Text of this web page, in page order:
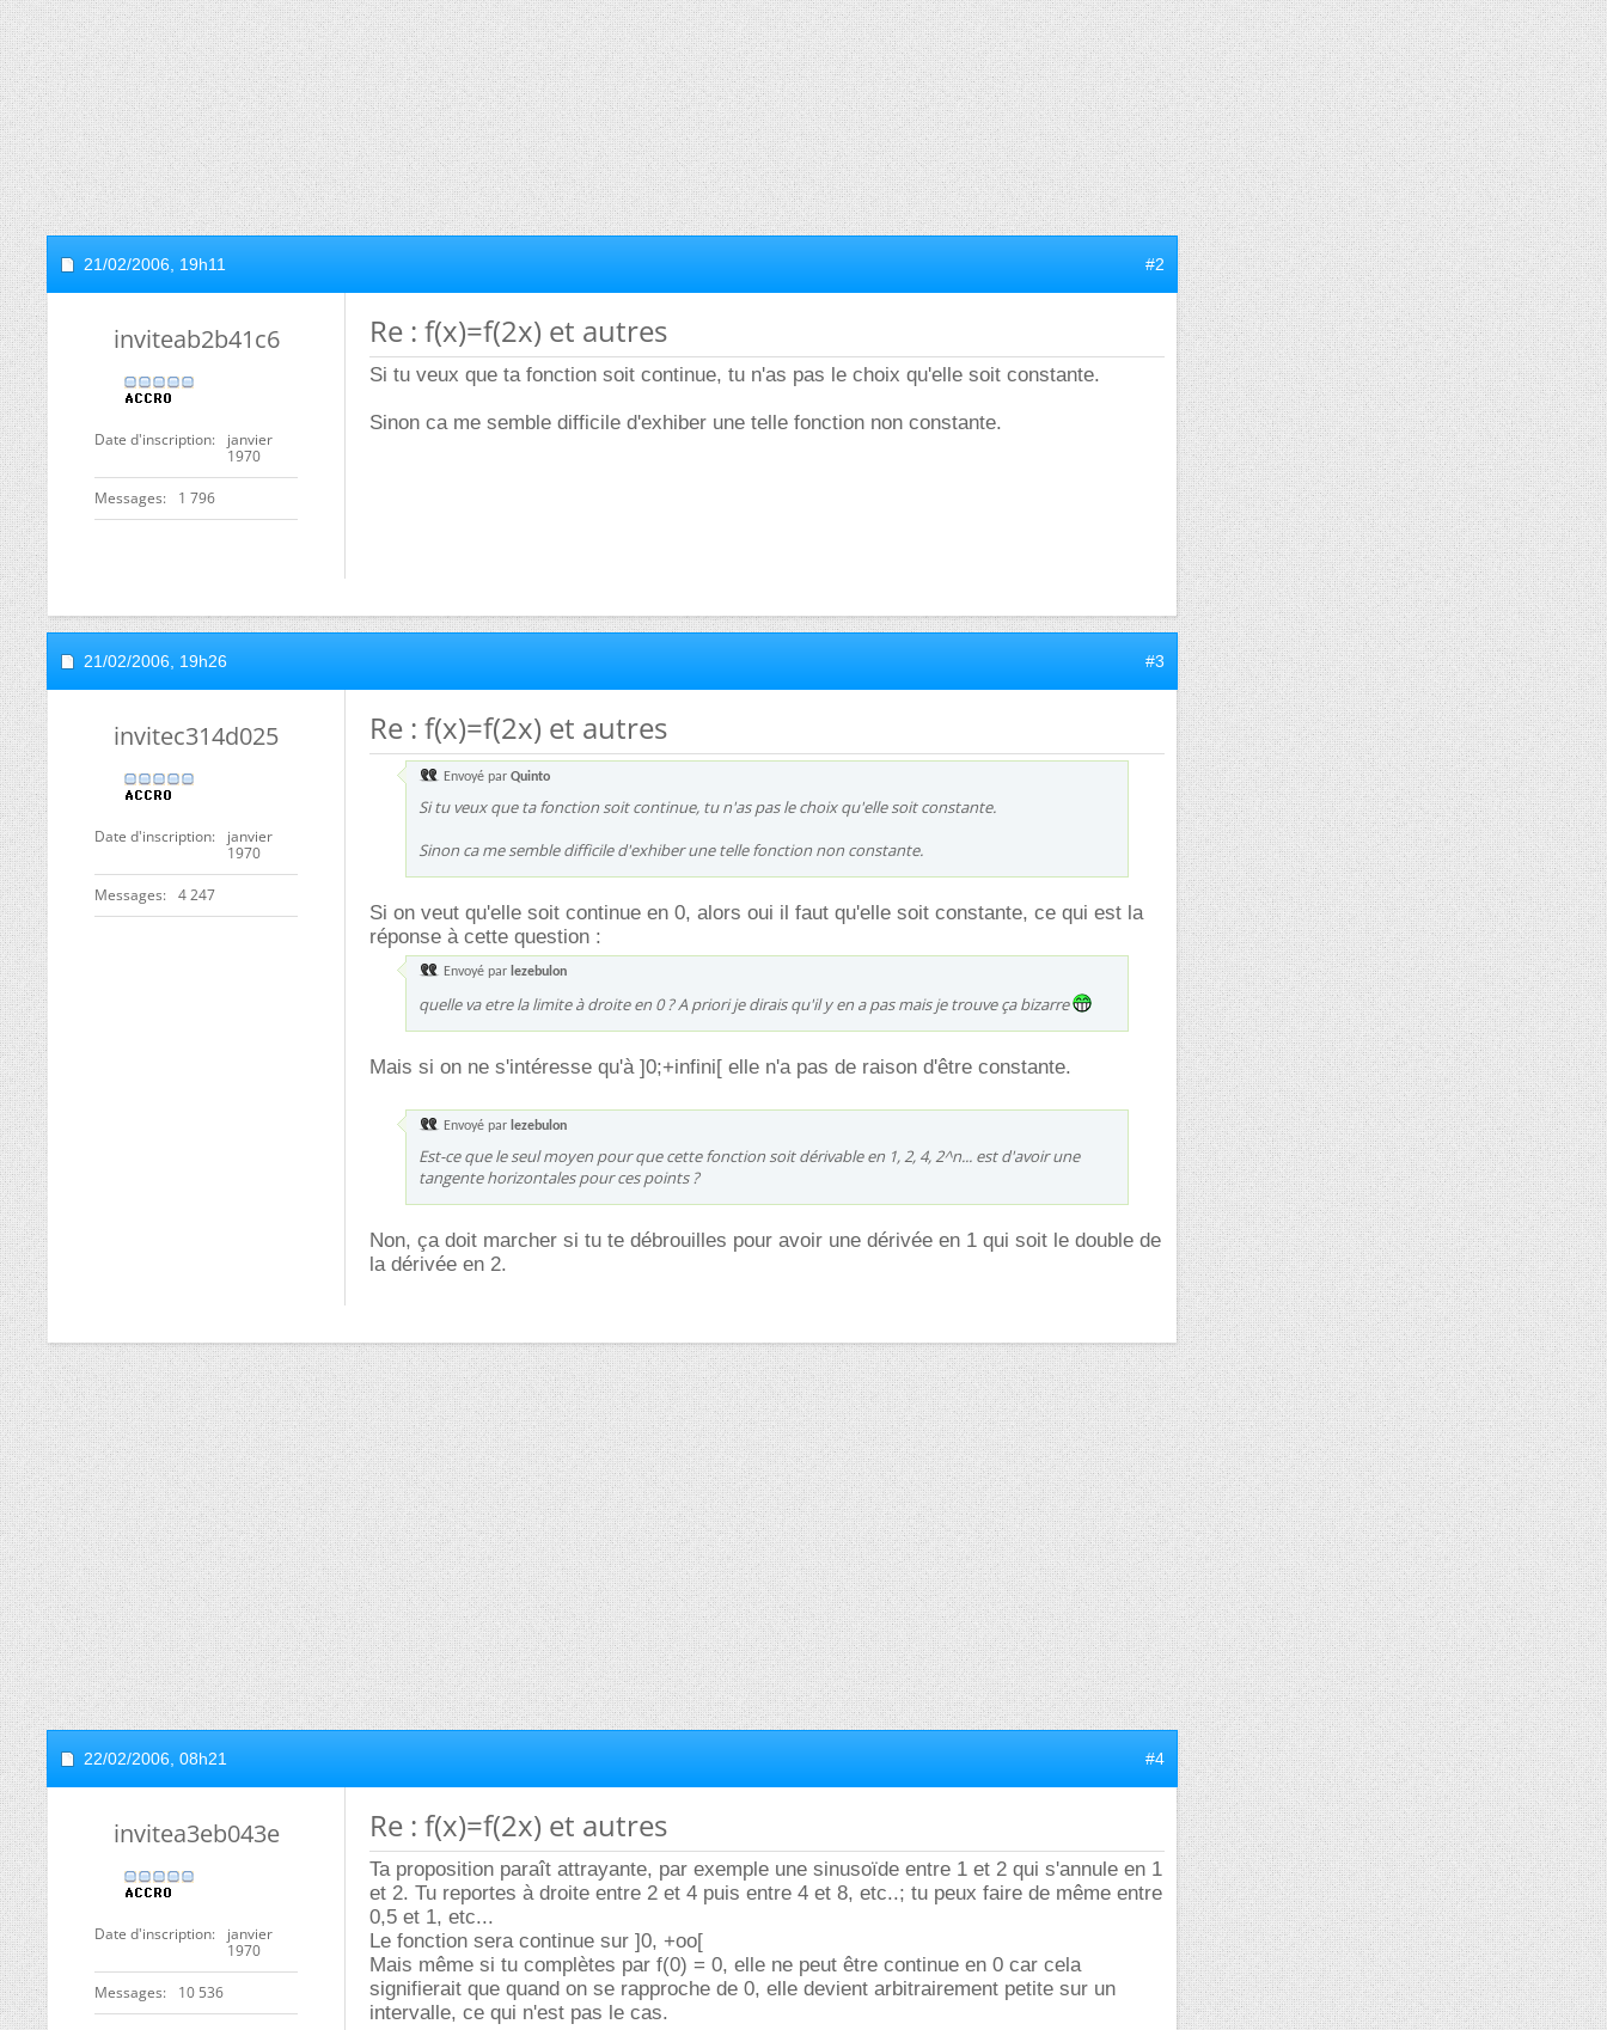
21/02/2006, 19h11 #2
inviteab2b41c6
Date d'inscription
janvier
1970
Messages 1 796
Re : f(x)=f(2x) et autres
Si tu veux que ta fonction soit continue, tu n'as pas le choix qu'elle soit constante.
Sinon ca me semble difficile d'exhiber une telle fonction non constante.
21/02/2006, 19h26 #3
invitec314d025
Date d'inscription
janvier
1970
Messages 4 247
Re : f(x)=f(2x) et autres
Envoyé par Quinto
Si tu veux que ta fonction soit continue, tu n'as pas le choix qu'elle soit constante.
Sinon ca me semble difficile d'exhiber une telle fonction non constante.
Si on veut qu'elle soit continue en 0, alors oui il faut qu'elle soit constante, ce qui est la
réponse à cette question :
Envoyé par lezebulon
quelle va etre la limite à droite en 0 ? A priori je dirais qu'il y en a pas mais je trouve ça bizarre
Mais si on ne s'intéresse qu'à ]0;+infini[ elle n'a pas de raison d'être constante.
Envoyé par lezebulon
Est-ce que le seul moyen pour que cette fonction soit dérivable en 1, 2, 4, 2^n... est d'avoir une
tangente horizontales pour ces points ?
Non, ça doit marcher si tu te débrouilles pour avoir une dérivée en 1 qui soit le double de
la dérivée en 2.
22/02/2006, 08h21 #4
invitea3eb043e
Date d'inscription
janvier
1970
Messages 10 536
Re : f(x)=f(2x) et autres
Ta proposition paraît attrayante, par exemple une sinusoïde entre 1 et 2 qui s'annule en 1
et 2. Tu reportes à droite entre 2 et 4 puis entre 4 et 8, etc..; tu peux faire de même entre
0,5 et 1, etc...
Le fonction sera continue sur ]0, +oo[
Mais même si tu complètes par f(0) = 0, elle ne peut être continue en 0 car cela
signifierait que quand on se rapproche de 0, elle devient arbitrairement petite sur un
intervalle, ce qui n'est pas le cas.